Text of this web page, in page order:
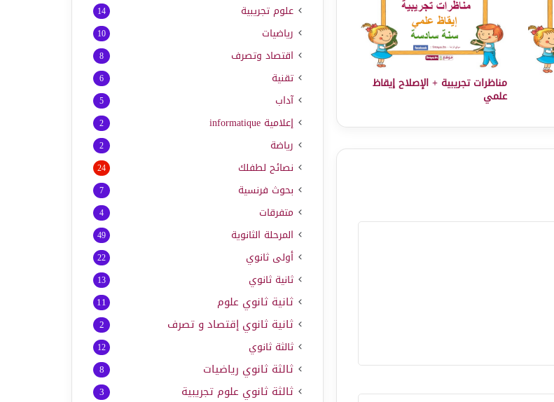
مناظرات تجريبية + الإصلاح إيقاظ
علمي
علوم تجريبية 14
رياضيات 10
اقتصاد وتصرف 8
تقنية 6
آداب 5
إعلامية informatique
2
رياضة 2
نصائح لطفلك 24
بحوث فرنسية 7
متفرقات 4
المرحلة الثانوية 49
أولى ثانوي 22
ثانية ثانوي 13
ثانية ثانوي علوم 11
ثانية ثانوي إقتصاد و تصرف 2
ثالثة ثانوي 12
ثالثة ثانوي رياضيات 8
ثالثة ثانوي علوم تجريبية 3